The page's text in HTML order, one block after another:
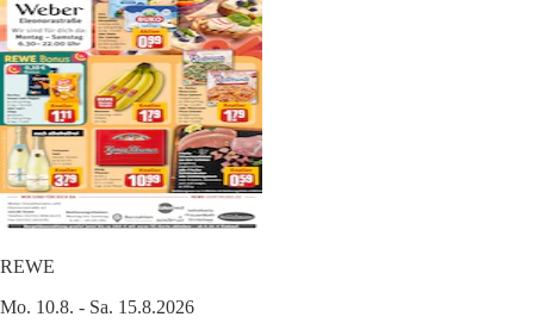
REWE
Mo. 10.8. - Sa. 15.8.2026